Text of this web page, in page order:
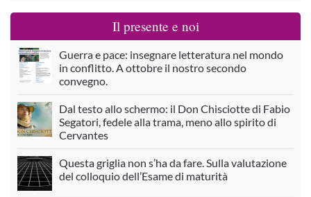
Il presente e noi
Guerra e pace: insegnare letteratura nel mondo
in conflitto. A ottobre il nostro secondo
convegno.
Dal testo allo schermo: il Don Chisciotte di Fabio
Segatori, fedele alla trama, meno allo spirito di
Cervantes
Questa griglia non s’ha da fare. Sulla valutazione
del colloquio dell’Esame di maturità